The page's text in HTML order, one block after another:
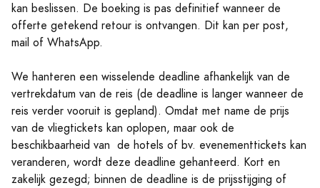
kan beslissen. De boeking is pas definitief wanneer de
offerte getekend retour is ontvangen. Dit kan per post,
mail of WhatsApp.
We hanteren een wisselende deadline afhankelijk van de
vertrekdatum van de reis (de deadline is langer wanneer de
reis verder vooruit is gepland). Omdat met name de prijs
van de vliegtickets kan oplopen, maar ook de
beschikbaarheid van de hotels of bv. evenementtickets kan
veranderen, wordt deze deadline gehanteerd. Kort en
zakelijk gezegd; binnen de deadline is de prijsstijging of